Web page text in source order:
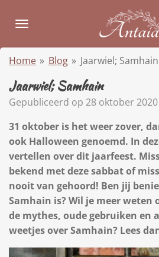
direct
de
Home » Blog » Jaarwiel; Samhain
Jaarwiel; Samhain
Gepubliceerd op 28 oktober
31 oktober is het weer zover,
ook Halloween genoemd. In
vertellen over dit jaarfeest.
bekend met deze sabbat of
nooit van gehoord! Ben jij
Samhain is? Wil je meer weten
de mythes, oude gebruiken en
weetjes over Samhain? Lees